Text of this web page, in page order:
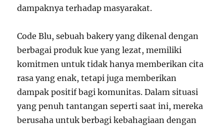
dampaknya terhadap masyarakat.
Code Blu, sebuah bakery yang dikenal dengan
berbagai produk kue yang lezat, memiliki
komitmen untuk tidak hanya memberikan cita
rasa yang enak, tetapi juga memberikan
dampak positif bagi komunitas. Dalam situasi
yang penuh tantangan seperti saat ini, mereka
berusaha untuk berbagi kebahagiaan dengan